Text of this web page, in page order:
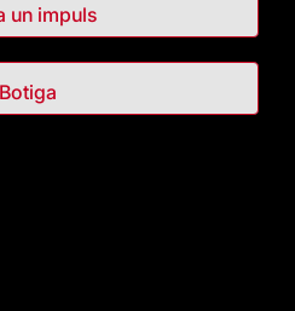
un impuls
Botiga